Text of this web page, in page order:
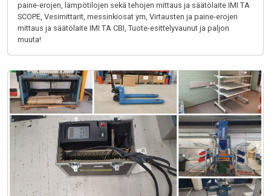
paine-erojen, lämpötilojen sekä tehojen mittaus ja säätölaite IMI TA
SCOPE, Vesimittarit, messinkiosat ym, Virtausten ja paine-erojen
mittaus ja säätölaite IMI TA CBI, Tuote-esittelyvaunut ja paljon
muuta!